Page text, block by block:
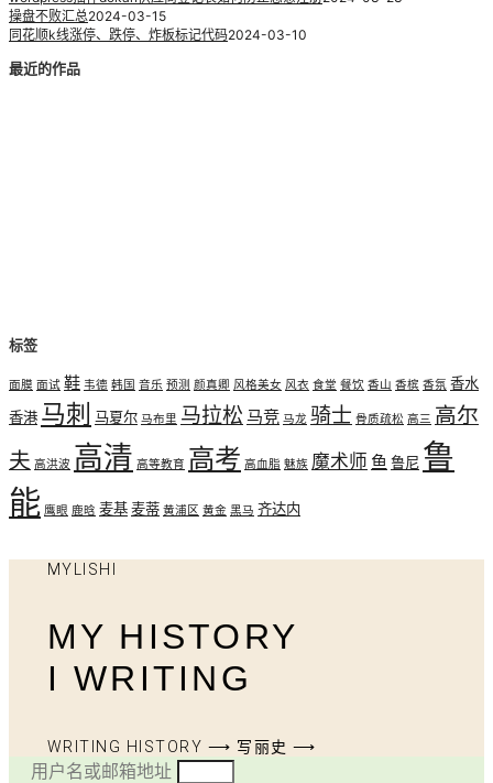
操盘不败汇总2024-03-15
同花顺k线涨停、跌停、炸板标记代码2024-03-10
最近的作品
标签
面膜 面试 鞋 韦德 韩国 音乐 预测 颜真卿 风格美女 风衣 食堂 餐饮 香山 香槟 香氛 香水
香港 马刺 马夏尔 马布里 马拉松 马竞 马龙 骑士 骨质疏松 高三 高尔
夫 高洪波 高清 高等教育 高考 高血脂 魅族 魔术师 鱼 鲁尼 鲁
能 鹰眼 鹿晗 麦基麦蒂 黄浦区 黄金 黑马 齐达内
MYLISHI
MY HISTORY
I WRITING
WRITING HISTORY ⟶ 写丽史 ⟶
用户名或邮箱地址